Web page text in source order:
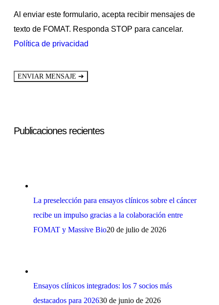
Al enviar este formulario, acepta recibir mensajes de
texto de FOMAT. Responda STOP para cancelar.
Política de privacidad
ENVIAR MENSAJE ➔
Publicaciones recientes
La preselección para ensayos clínicos sobre el cáncer
recibe un impulso gracias a la colaboración entre
FOMAT y Massive Bio20 de julio de 2026
Ensayos clínicos integrados: los 7 socios más
destacados para 202630 de junio de 2026